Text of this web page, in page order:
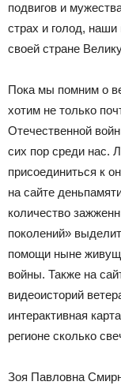
подвигов и
страх и голод,
своей стране
Пока мы помним о
хотим не только
Отечественной
сих пор среди нас.
присоединиться к
на сайте
количество
поколений»
помощи ныне
войны. Также на
видеоисторий
интерактивная
регионе сколько
Зоя Павловна